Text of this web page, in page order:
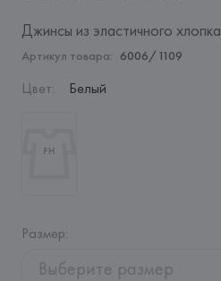
Джинсы из эластичного хлопка
Артикул товара: 6006/1109
Цвет: Белый
Размер:
Выберите размер